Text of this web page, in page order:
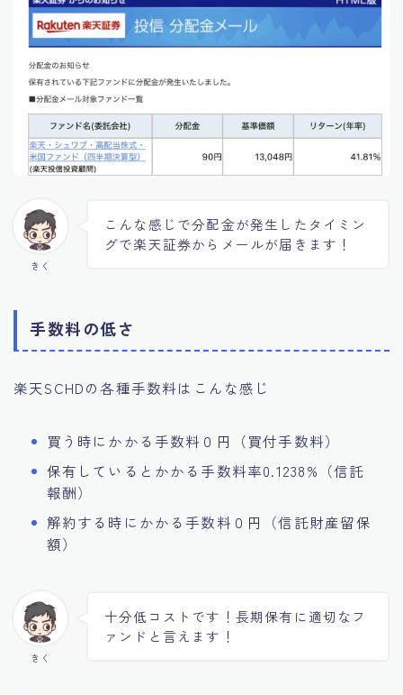
きく
こんな感じで分配金が発生したタイミン
グで楽天証券からメールが届きます！
手数料の低さ
楽天SCHDの各種手数料はこんな感じ
買う時にかかる手数料０円（買付手数料）
保有しているとかかる手数料率0.1238%（信託
報酬）
解約する時にかかる手数料０円（信託財産留保
額）
きく
十分低コストです！長期保有に適切なフ
ァンドと言えます！